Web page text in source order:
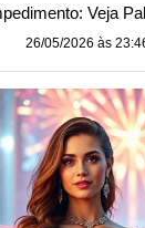
Veja
26/05/2026 às